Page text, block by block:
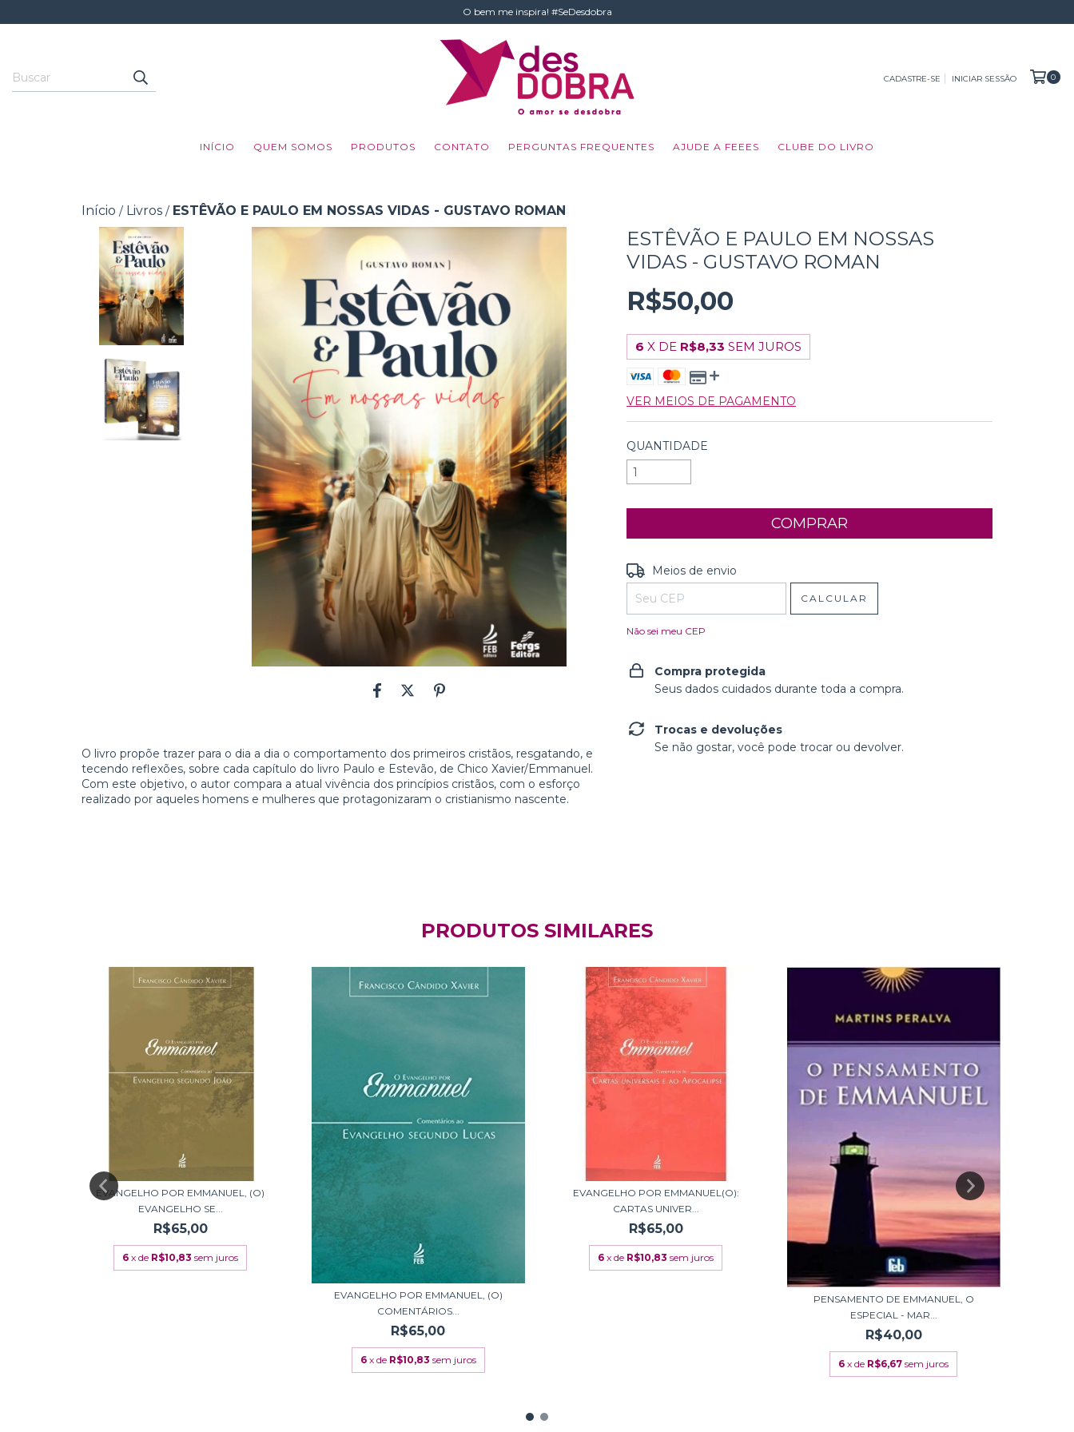
O bem me inspira! #SeDesdobra
CADASTRE-SE INICIAR SESSÃO 0
INÍCIO QUEM SOMOS PRODUTOS CONTATO PERGUNTAS FREQUENTES AJUDE A FEEES CLUBE DO LIVRO
Início / Livros / ESTÊVÃO E PAULO EM NOSSAS VIDAS - GUSTAVO ROMAN
O livro propõe trazer para o dia a dia o comportamento dos primeiros cristãos, resgatando, e
tecendo reflexões, sobre cada capítulo do livro Paulo e Estevão, de Chico Xavier/Emmanuel.
Com este objetivo, o autor compara a atual vivência dos princípios cristãos, com o esforço
realizado por aqueles homens e mulheres que protagonizaram o cristianismo nascente.
ESTÊVÃO E PAULO EM NOSSAS
VIDAS - GUSTAVO ROMAN
R$50,00
6 X DE R$8,33 SEM JUROS
VER MEIOS DE PAGAMENTO
QUANTIDADE
Entregas para o CEP:
Meios de envio
CALCULAR
Não sei meu CEP
Compra protegida
Seus dados cuidados durante toda a compra.
Trocas e devoluções
Se não gostar, você pode trocar ou devolver.
PRODUTOS SIMILARES
EVANGELHO POR EMMANUEL, (O)
EVANGELHO SE...
R$65,00
6 x de R$10,83 sem juros
EVANGELHO POR EMMANUEL, (O)
COMENTÁRIOS...
R$65,00
6 x de R$10,83 sem juros
EVANGELHO POR EMMANUEL(O):
CARTAS UNIVER...
R$65,00
6 x de R$10,83 sem juros
PENSAMENTO DE EMMANUEL, O
ESPECIAL - MAR...
R$40,00
6 x de R$6,67 sem juros